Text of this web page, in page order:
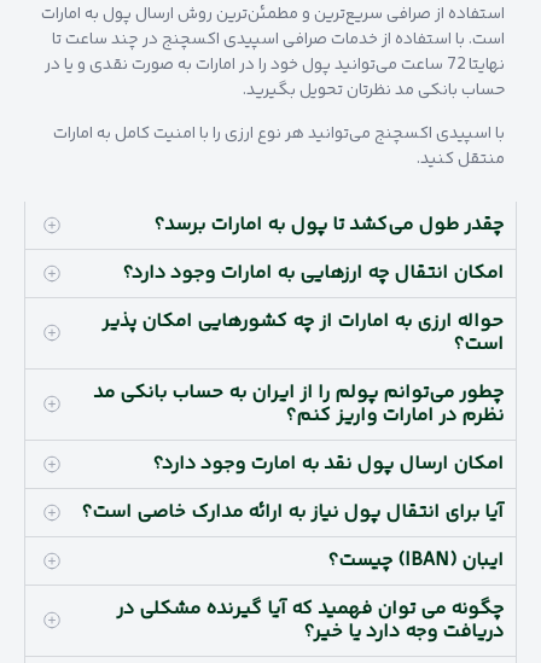
استفاده از صرافی سریع‌ترین و مطمئن‌ترین روش ارسال پول به امارات
است. با استفاده از خدمات صرافی اسپیدی اکسچنج در چند ساعت تا
نهایتا 72 ساعت می‌توانید پول خود را در امارات به صورت نقدی و یا در
حساب بانکی مد نظرتان تحویل بگیرید.
با اسپیدی اکسچنج می‌توانید هر نوع ارزی را با امنیت کامل به امارات
منتقل کنید.
چقدر طول می‌کشد تا پول به امارات برسد؟
امکان انتقال چه ارزهایی به امارات وجود دارد؟
حواله ارزی به امارات از چه کشورهایی امکان پذیر
است؟
چطور می‌توانم پولم را از ایران به حساب بانکی مد
نظرم در امارات واریز کنم؟
امکان ارسال پول نقد به امارت وجود دارد؟
آیا برای انتقال پول نیاز به ارائه مدارک خاصی است؟
ایبان (IBAN) چیست؟
چگونه می توان فهمید که آیا گیرنده مشکلی در
دریافت وجه دارد یا خیر؟